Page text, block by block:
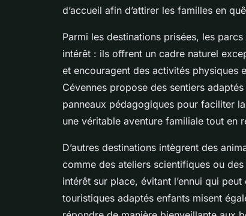
d’accueil afin d’attirer les familles en
Parmi les destinations prisées, les
intérêt : ils offrent un cadre naturel
et encouragent des activités physiques
Cévennes propose des sentiers
panneaux pédagogiques pour faciliter
une véritable aventure familiale tout en
D’autres destinations intègrent des
comme des ateliers scientifiques ou
intérêt sur place, évitant l’ennui qui
touristiques adaptés enfants misent